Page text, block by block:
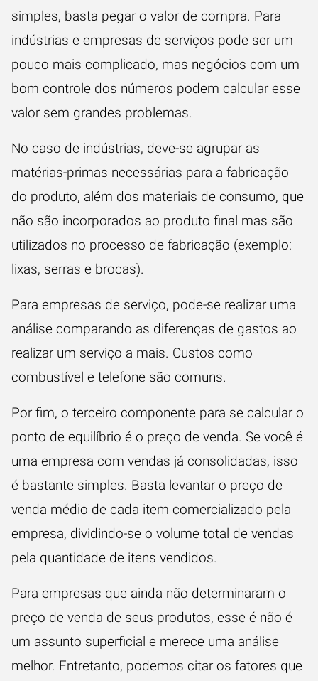
simples, basta pegar o valor de compra. Para
indústrias e empresas de serviços pode ser um
pouco mais complicado, mas negócios com um
bom controle dos números podem calcular esse
valor sem grandes problemas.
No caso de indústrias, deve-se agrupar as
matérias-primas necessárias para a fabricação
do produto, além dos materiais de consumo, que
não são incorporados ao produto final mas são
utilizados no processo de fabricação (exemplo:
lixas, serras e brocas).
Para empresas de serviço, pode-se realizar uma
análise comparando as diferenças de gastos ao
realizar um serviço a mais. Custos como
combustível e telefone são comuns.
Por fim, o terceiro componente para se calcular o
ponto de equilíbrio é o preço de venda. Se você é
uma empresa com vendas já consolidadas, isso
é bastante simples. Basta levantar o preço de
venda médio de cada item comercializado pela
empresa, dividindo-se o volume total de vendas
pela quantidade de itens vendidos.
Para empresas que ainda não determinaram o
preço de venda de seus produtos, esse é não é
um assunto superficial e merece uma análise
melhor. Entretanto, podemos citar os fatores que